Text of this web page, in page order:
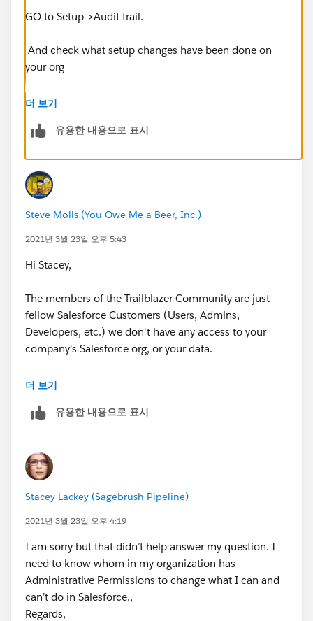
GO to Setup->Audit trail.
And check what setup changes have been done on
your org
https://developer.salesforce.com/docs/atlas.en-
_monitorsetup.htm#:~:text=Setup%20Audit%20Trail
%20admins.&text=To%20view%20the%20audit%2
0history,select%20View%20Setup%20Audit%20Trai
더 보기
유용한 내용으로 표시
Steve Molis (You Owe Me a Beer, Inc.)
2021년 3월 23일 오후 5:43
Hi Stacey,
The members of the Trailblazer Community are just
fellow Salesforce Customers (Users, Admins,
Developers, etc.) we don't have any access to your
company's Salesforce org, or your data.
You will need to contact someone within your
Administrator for your company's Salesforce org is.
If you do have View Setup and Configuration
permission, you might be able to see which other
users are setup as Sys Admins
더 보기
유용한 내용으로 표시
Stacey Lackey (Sagebrush Pipeline)
2021년 3월 23일 오후 4:19
I am sorry but that didn’t help answer my question. I
need to know whom in my organization has
Administrative Permissions to change what I can and
can’t do in Salesforce.,
Regards,